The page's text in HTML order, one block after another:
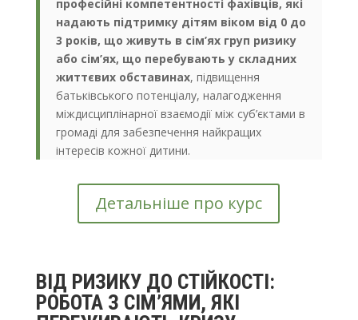
професійні компетентності фахівців, які
надають підтримку дітям віком від 0 до
3 років, що живуть в сім’ях груп ризику
або сім’ях, що перебувають у складних
життєвих обставинах, підвищення
батьківського потенціалу, налагодження
міждисциплінарної взаємодії між суб’єктами в
громаді для забезпечення найкращих
інтересів кожної дитини.
Детальніше про курс
ВІД РИЗИКУ ДО СТІЙКОСТІ:
РОБОТА З СІМ’ЯМИ, ЯКІ